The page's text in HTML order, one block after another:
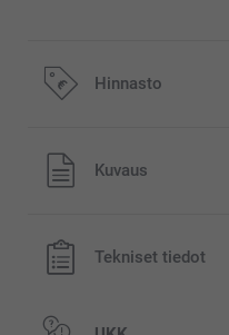
Hinnasto
Kaikki hinnat ovat
eivät sisällä postikuluja.
Kuvaus
Tekniset tiedot